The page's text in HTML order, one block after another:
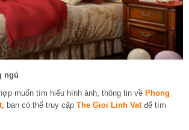
ngủ
muốn tìm hiểu hình ảnh, thông tin về Phong
, bạn có thể truy cập The Gioi Linh Vatđể tìm